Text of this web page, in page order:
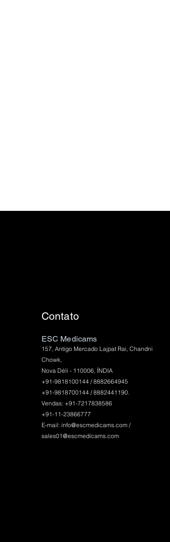
Contato
ESC Medicams
157, Antigo Mercado Lajpat Rai, Chandni
Chowk,
Nova Déli - 110006, ÍNDIA
+91-9818100144 / 8882664945
+91-9818700144 / 8882441190.
Vendas: +91-7217838586
+91-11-23866777
E-mail: info@escmedicams.com/
sales01@escmedicams.com